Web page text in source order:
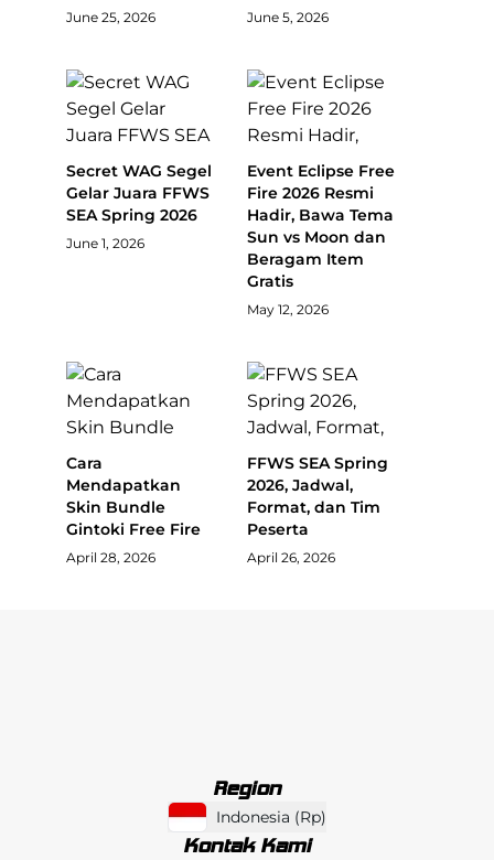
June 25, 2026 June 5, 2026
Secret WAG Segel
Gelar Juara FFWS
SEA Spring 2026
June 1, 2026
Event Eclipse Free
Fire 2026 Resmi
Hadir, Bawa Tema
Sun vs Moon dan
Beragam Item
Gratis
May 12, 2026
Cara
Mendapatkan
Skin Bundle
Gintoki Free Fire
April 28, 2026
FFWS SEA Spring
2026, Jadwal,
Format, dan Tim
Peserta
April 26, 2026
Region
Indonesia (Rp)
Kontak Kami